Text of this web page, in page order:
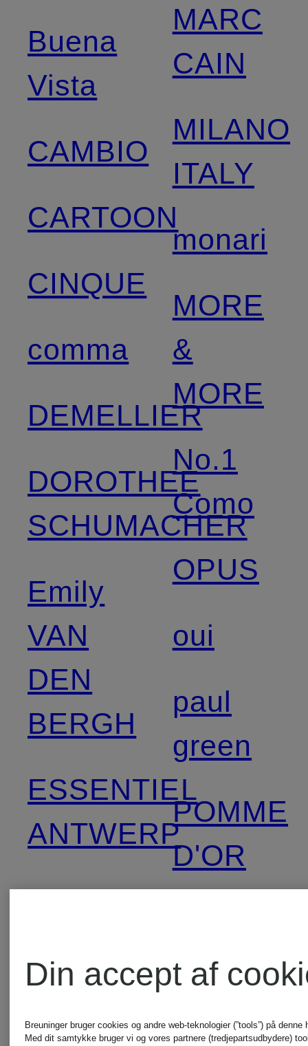
Buena
Vista
CAMBIO
CARTOON
CINQUE
comma
DEMELLIER
DOROTHEE
SCHUMACHER
Emily
VAN
DEN
BERGH
ESSENTIEL
ANTWERP
Grace
HERZEN'S
MARC
CAIN
MILANO
ITALY
monari
MORE
&
MORE
No.1
Como
OPUS
oui
paul
green
POMME
D'OR
ROSSI
RINO &
Din accept af
Breuninger bruger cookies og andre web-teknologier (”tools”) på denne
Med dit samtykke bruger vi og vores partnere (tredjepartsudbydere)